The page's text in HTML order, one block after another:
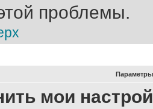
проблемы.
Параметры
мои